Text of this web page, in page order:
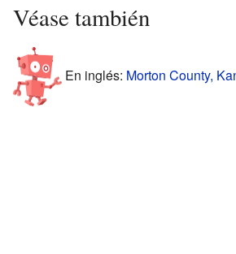
Véase también
En inglés: Morton County,